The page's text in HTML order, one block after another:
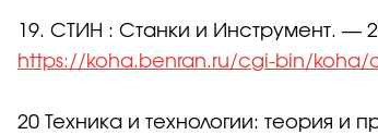
19. СТИН : Станки и Инструмент. —
https://koha.benran.ru/cgi-bin/koha/
20 Техника и технологии: теория и